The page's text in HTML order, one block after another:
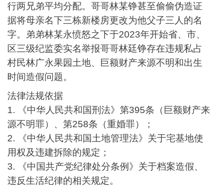
行两兄弟平均分配。哥哥林某铮甚至偷偷伪造证
据将母亲名下三栋新楼房更改为他父子三人的名
字。弟弟林某永愤怒之下于2023年开始省、市、
区三级纪监委实名举报哥哥林廷铮存在违规私占
村民林广永果园土地、巨额财产来源不明和出生
时间造假问题。
法律法规依据
1.
《中华人民共和国刑法》第395条（巨额财产来
源不明罪）、第258条（重婚罪）；
2.
《中华人民共和国土地管理法》关于宅基地使
用权及违建拆除的规定；
3.
《中国共产党纪律处分条例》关于档案造假、
违反生活纪律的相关规定。